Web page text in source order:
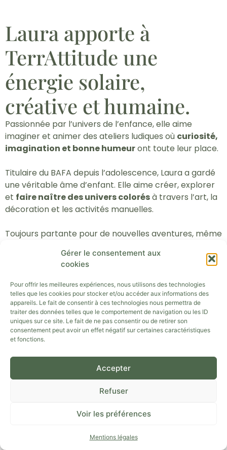
Gérer le consentement aux
cookies
Pour offrir les meilleures expériences, nous utilisons des technologies
telles que les cookies pour stocker et/ou accéder aux informations des
appareils. Le fait de consentir à ces technologies nous permettra de
traiter des données telles que le comportement de navigation ou les ID
uniques sur ce site. Le fait de ne pas consentir ou de retirer son
consentement peut avoir un effet négatif sur certaines caractéristiques
et fonctions.
Accepter
Refuser
Voir les préférences
Mentions légales
Laura apporte à
TerrAttitude une
énergie solaire,
créative et humaine.
Passionnée par l’univers de l’enfance, elle aime
imaginer et animer des ateliers ludiques où curiosité,
imagination et bonne humeuront toute leur place.
Titulaire du BAFA depuis l’adolescence, Laura a gardé
une véritable âme d’enfant. Elle aime créer, explorer
et faire naître des univers colorésà travers l’art, la
décoration et les activités manuelles.
Toujours partante pour de nouvelles aventures, même
sa capacité à fédérer les énergiesautour d’idées
porteuses de sens.